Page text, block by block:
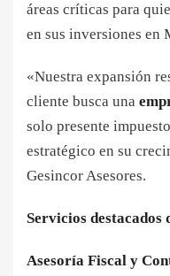
áreas críticas para
en sus inversiones en
«Nuestra expansión
cliente busca una
solo presente
estratégico en su
Gesincor Asesores.
Servicios destacados
Asesoría Fiscal y